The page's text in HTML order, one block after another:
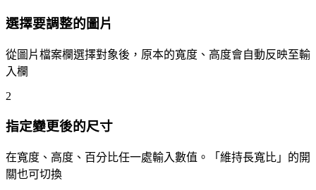
選擇要調整的圖片
從圖片檔案欄選擇對象後，原本的寬度、高度會自動反映至輸
入欄
2
指定變更後的尺寸
在寬度、高度、百分比任一處輸入數值。「維持長寬比」的開
關也可切換